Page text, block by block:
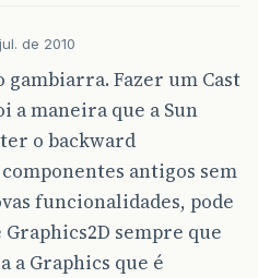
de 2010
Fazer um Cast
a maneira que a Sun
o backward
antigos sem
funcionalidades, pode
sempre que
a Graphics que é